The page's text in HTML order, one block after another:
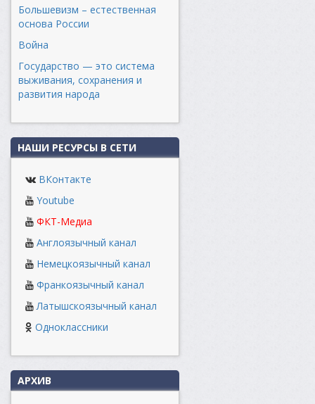
Большевизм – естественная
основа России
Война
Государство — это система
выживания, сохранения и
развития народа
НАШИ РЕСУРСЫ В СЕТИ
ВКонтакте
Youtube
ФКТ-Медиа
Англоязычный канал
Немецкоязычный канал
Франкоязычный канал
Латышскоязычный канал
Одноклассники
АРХИВ